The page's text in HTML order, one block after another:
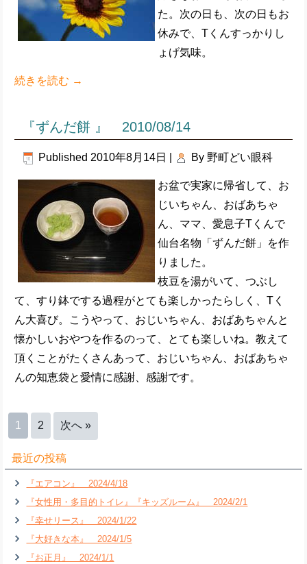
た。次の日も、次の日もお
休みで、Tくんすっかりし
ょげ気味。
続きを読む →
『ずんだ餅 』 2010/08/14
Published 2010年8月14日 By 野町どい眼科
お盆で実家に帰省して、お
じいちゃん、おばあちゃ
ん、ママ、愛息子Tくんで
仙台名物「ずんだ餅」を作
りました。
枝豆を湯がいて、つぶし
て、すり鉢でする過程がとても楽しかったらしく、Tく
ん大喜び。こうやって、おじいちゃん、おばあちゃんと
懐かしいおやつを作るのって、とても楽しいね。教えて
頂くことがたくさんあって、おじいちゃん、おばあちゃ
んの知恵袋と愛情に感謝、感謝です。
1 2 次へ »
最近の投稿
『エアコン』 2024/4/18
『女性用・多目的トイレ』『キッズルーム』 2024/2/1
『幸せリース』 2024/1/22
『大好きな本』 2024/1/5
『お正月』 2024/1/1